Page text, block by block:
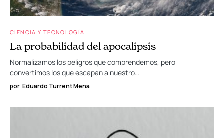
CIENCIA Y TECNOLOGÍA
La probabilidad del apocalipsis
Normalizamos los peligros que comprendemos, pero
convertimos los que escapan a nuestro…
por Eduardo Turrent Mena